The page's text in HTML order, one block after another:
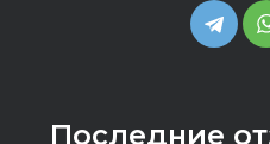
Последние